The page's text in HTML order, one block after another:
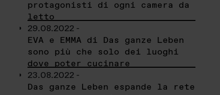
protagonisti di ogni camera da
letto
29.08.2022 -
EVA e EMMA di Das ganze Leben
sono più che solo dei luoghi
dove poter cucinare
23.08.2022 -
Das ganze Leben espande la rete